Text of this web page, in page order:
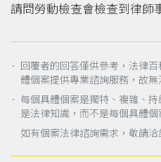
請問勞動檢查會檢查到律師
． 回覆者的回答僅供參考，法律
體個案提供專業諮詢服務，故無
． 每個具體個案是獨特、複雜、
是法律知識，而不是每個具體個
如有個案法律諮詢需求，敬請洽